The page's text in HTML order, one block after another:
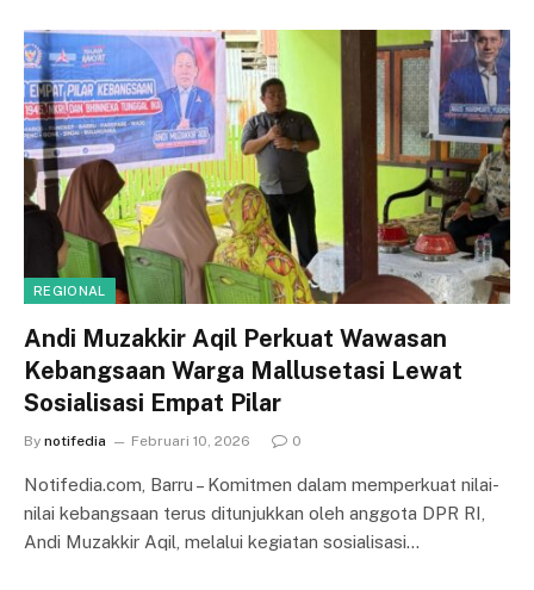
REGIONAL
Andi Muzakkir Aqil Perkuat Wawasan
Kebangsaan Warga Mallusetasi Lewat
Sosialisasi Empat Pilar
By notifedia Februari 10, 2026 0
Notifedia.com, Barru – Komitmen dalam memperkuat nilai-
nilai kebangsaan terus ditunjukkan oleh anggota DPR RI,
Andi Muzakkir Aqil, melalui kegiatan sosialisasi…